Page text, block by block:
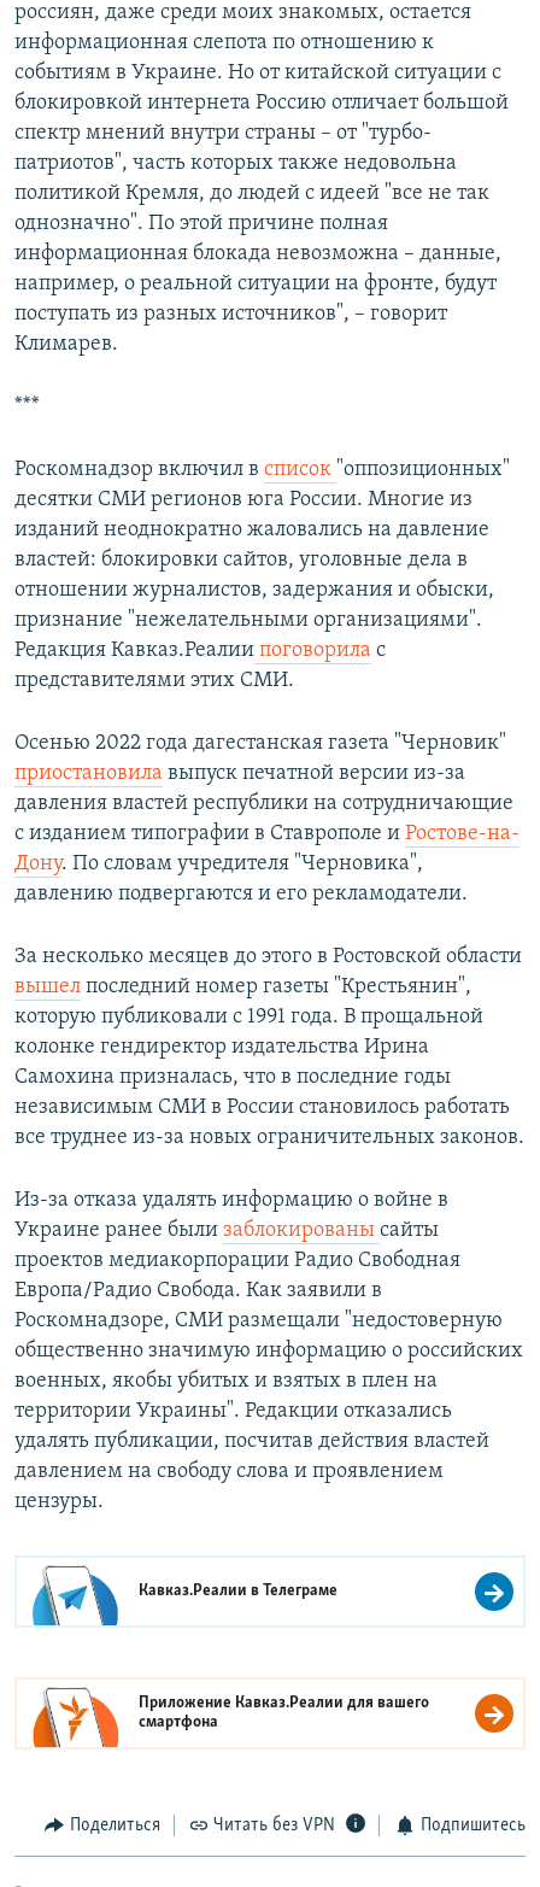
россиян, даже среди моих знакомых, остается
информационная слепота по отношению к
событиям в Украине. Но от китайской ситуации с
блокировкой интернета Россию отличает большой
спектр мнений внутри страны – от "турбо-
патриотов", часть которых также недовольна
политикой Кремля, до людей с идеей "все не так
однозначно". По этой причине полная
информационная блокада невозможна – данные,
например, о реальной ситуации на фронте, будут
поступать из разных источников", – говорит
Климарев.
***
Роскомнадзор включил в список "оппозиционных"
десятки СМИ регионов юга России. Многие из
изданий неоднократно жаловались на давление
властей: блокировки сайтов, уголовные дела в
отношении журналистов, задержания и обыски,
признание "нежелательными организациями".
Редакция Кавказ.Реалии поговорила с
представителями этих СМИ.
Осенью 2022 года дагестанская газета "Черновик"
приостановила выпуск печатной версии из-за
давления властей республики на сотрудничающие
с изданием типографии в Ставрополе и Ростове-на-
Дону. По словам учредителя "Черновика",
давлению подвергаются и его рекламодатели.
За несколько месяцев до этого в Ростовской области
вышел последний номер газеты "Крестьянин",
которую публиковали с 1991 года. В прощальной
колонке гендиректор издательства Ирина
Самохина призналась, что в последние годы
независимым СМИ в России становилось работать
все труднее из-за новых ограничительных законов.
Из-за отказа удалять информацию о войне в
Украине ранее были заблокированы сайты
проектов медиакорпорации Радио Свободная
Европа/Радио Свобода. Как заявили в
Роскомнадзоре, СМИ размещали "недостоверную
общественно значимую информацию о российских
военных, якобы убитых и взятых в плен на
территории Украины". Редакции отказались
удалять публикации, посчитав действия властей
давлением на свободу слова и проявлением
цензуры.
Кавказ.Реалии вТелеграме
Приложение Кавказ.Реалии для вашего
смартфона
Поделиться Читать без VPN Подпишитесь